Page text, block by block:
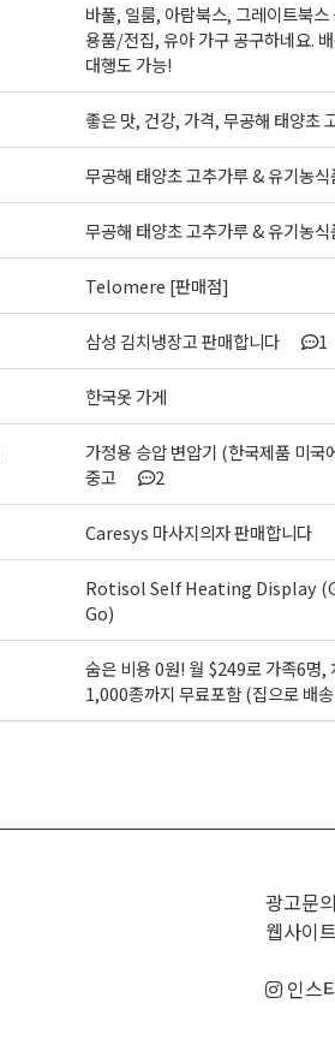
바풀, 일룸, 아람북스, 그레이트북스
용품/전집, 유아 가구 공구하네요.
대행도 가능!
좋은 맛, 건강, 가격, 무공해 태양초
무공해 태양초 고추가루 & 유기농식
무공해 태양초 고추가루 & 유기농식
Telomere [판매점]
삼성 김치냉장고 판매합니다 1
한국옷 가게
가정용 승압 변압기 (한국제품 미국
중고
2
Caresys 마사지의자 판매합니다
Rotisol Self Heating Display
Go)
숨은 비용 0원! 월 $249로 가족6명,
1,000종까지 무료포함 (집으로 배
광고문의
웹사이
인스